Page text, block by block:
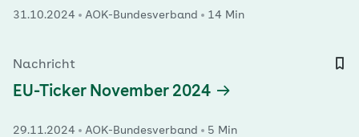
31.10.2024 AOK-Bundesverband 14 Min
Nachricht
EU-Ticker November 2024
29.11.2024 AOK-Bundesverband 5 Min